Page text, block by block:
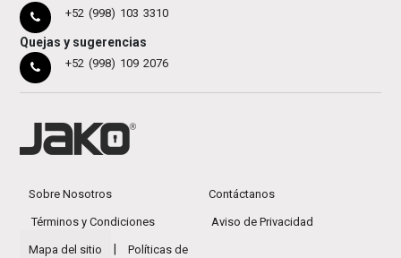
+52 (998) 103 3310
Quejas y sugerencias
+52 (998) 109 2076
Sobre Nosotros Contáctanos
Términos y Condiciones Aviso de Privacidad
Mapa del sitio Políticas de